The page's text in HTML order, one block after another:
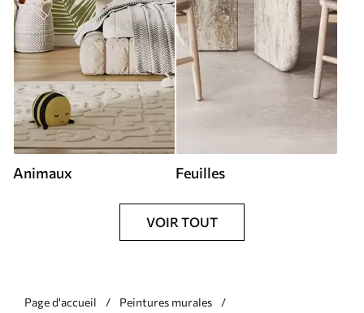
Animaux Feuilles
VOIR TOUT
Page d'accueil
Peintures murales